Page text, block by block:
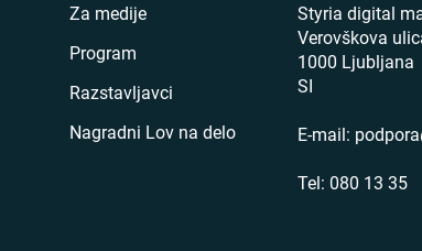
Za medije
Program
Razstavljavci
Nagradni Lov na delo
Styria digital
Verovškova
1000 Ljubljana
SI
E-mail:
Tel: 080 13 35